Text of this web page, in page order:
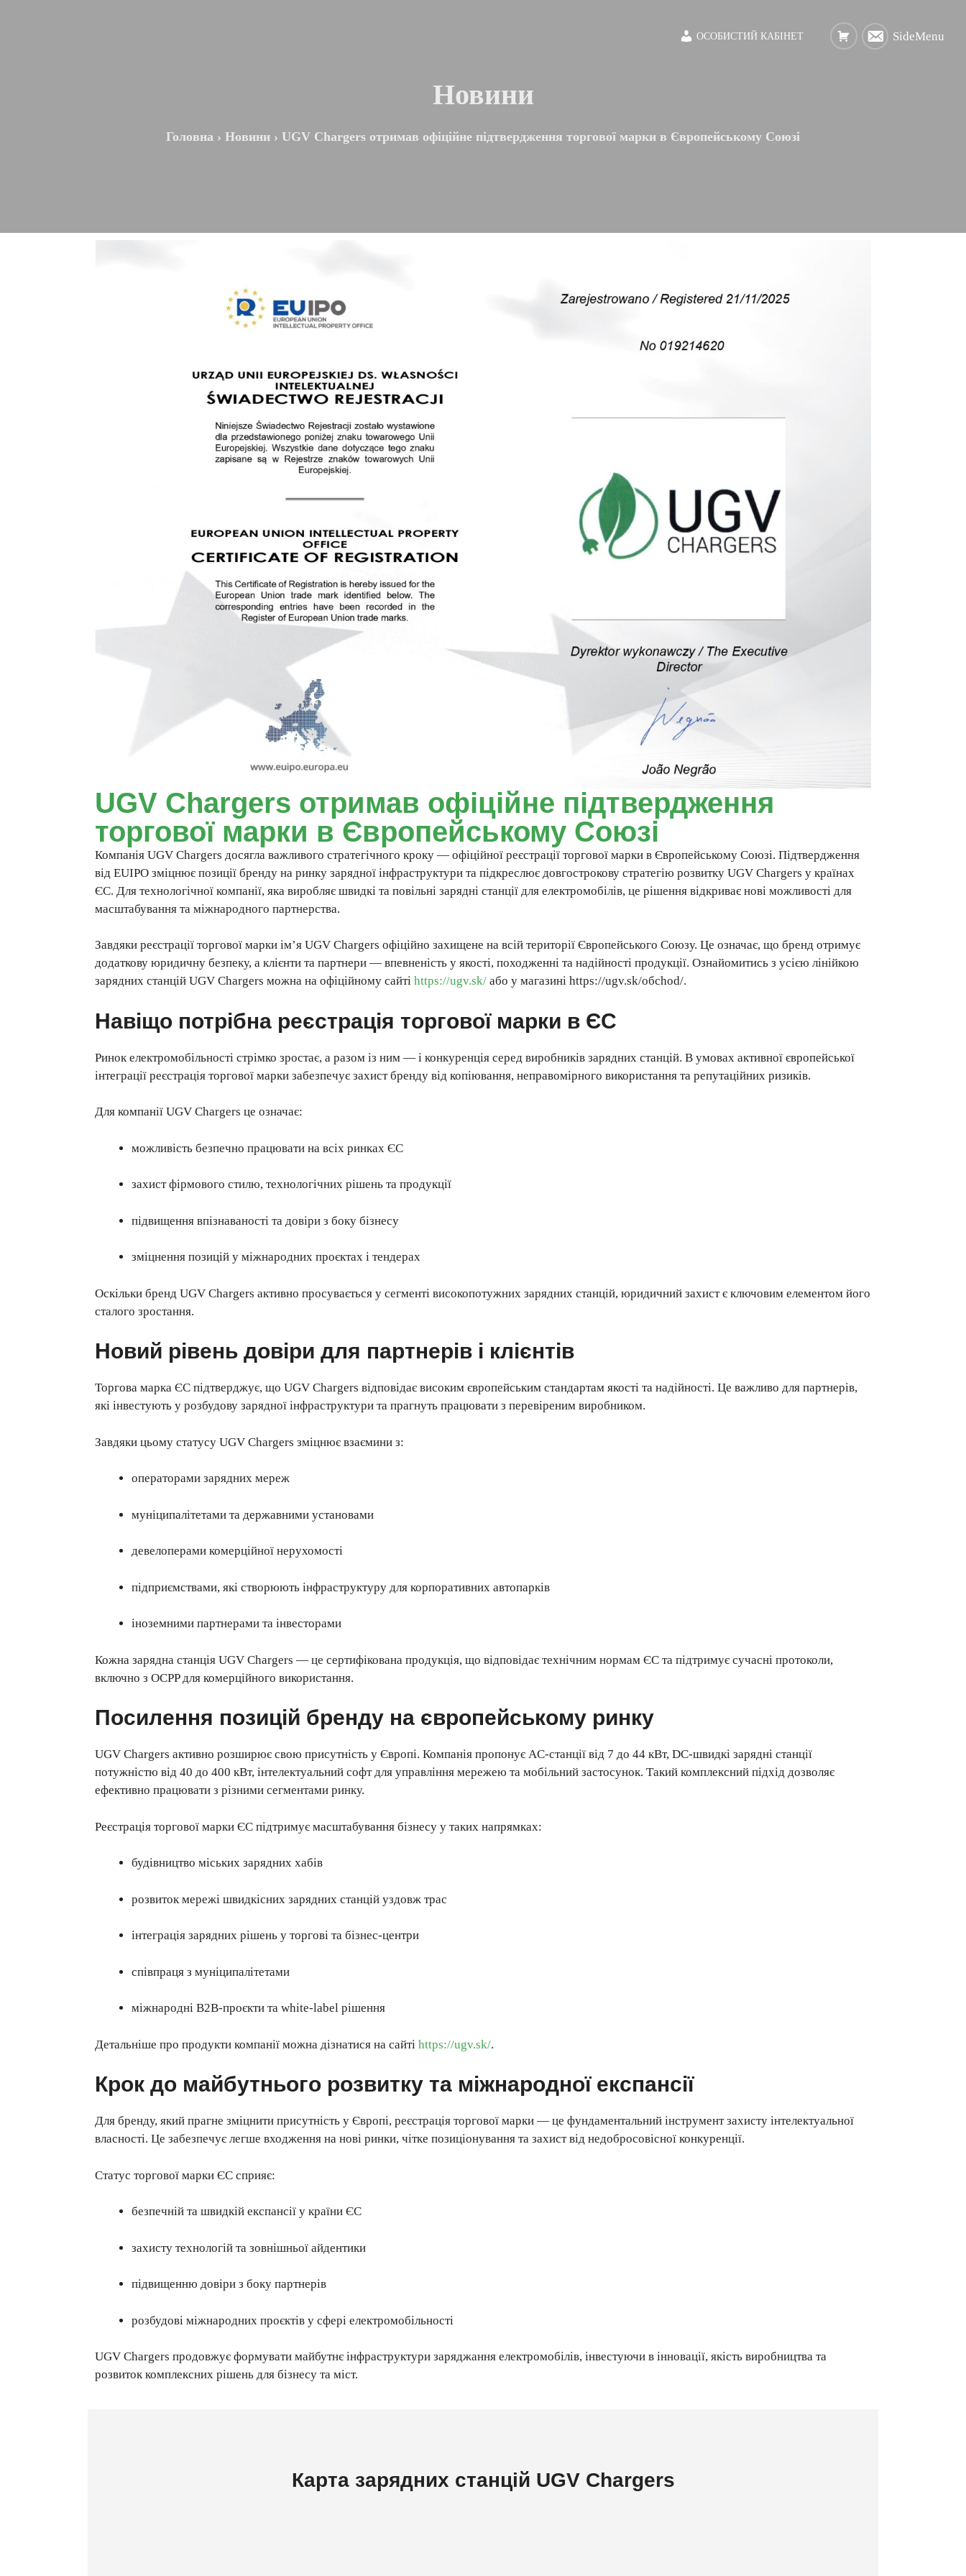
ОСОБИСТИЙ КАБІНЕТ SideMenu
Новини
Головна › Новини › UGV Chargers отримав офіційне підтвердження торгової марки в Європейському Союзі
UGV Chargers отримав офіційне підтвердження
торгової марки в Європейському Союзі
Компанія UGV Chargers досягла важливого стратегічного кроку — офіційної реєстрації торгової марки в Європейському Союзі. Підтвердження
від EUIPO зміцнює позиції бренду на ринку зарядної інфраструктури та підкреслює довгострокову стратегію розвитку UGV Chargers у країнах
ЄС. Для технологічної компанії, яка виробляє швидкі та повільні зарядні станції для електромобілів, це рішення відкриває нові можливості для
масштабування та міжнародного партнерства.
Завдяки реєстрації торгової марки ім’я UGV Chargers офіційно захищене на всій території Європейського Союзу. Це означає, що бренд отримує
додаткову юридичну безпеку, а клієнти та партнери — впевненість у якості, походженні та надійності продукції. Ознайомитись з усією лінійкою
зарядних станцій UGV Chargers можна на офіційному сайті https://ugv.sk/ або у магазині https://ugv.sk/обchod/.
Навіщо потрібна реєстрація торгової марки в ЄС
Ринок електромобільності стрімко зростає, а разом із ним — і конкуренція серед виробників зарядних станцій. В умовах активної європейської
інтеграції реєстрація торгової марки забезпечує захист бренду від копіювання, неправомірного використання та репутаційних ризиків.
Для компанії UGV Chargers це означає:
можливість безпечно працювати на всіх ринках ЄС
захист фірмового стилю, технологічних рішень та продукції
підвищення впізнаваності та довіри з боку бізнесу
зміцнення позицій у міжнародних проєктах і тендерах
Оскільки бренд UGV Chargers активно просувається у сегменті високопотужних зарядних станцій, юридичний захист є ключовим елементом його
сталого зростання.
Новий рівень довіри для партнерів і клієнтів
Торгова марка ЄС підтверджує, що UGV Chargers відповідає високим європейським стандартам якості та надійності. Це важливо для партнерів,
які інвестують у розбудову зарядної інфраструктури та прагнуть працювати з перевіреним виробником.
Завдяки цьому статусу UGV Chargers зміцнює взаємини з:
операторами зарядних мереж
муніципалітетами та державними установами
девелоперами комерційної нерухомості
підприємствами, які створюють інфраструктуру для корпоративних автопарків
іноземними партнерами та інвесторами
Кожна зарядна станція UGV Chargers — це сертифікована продукція, що відповідає технічним нормам ЄС та підтримує сучасні протоколи,
включно з OCPP для комерційного використання.
Посилення позицій бренду на європейському ринку
UGV Chargers активно розширює свою присутність у Європі. Компанія пропонує AC-станції від 7 до 44 кВт, DC-швидкі зарядні станції
потужністю від 40 до 400 кВт, інтелектуальний софт для управління мережею та мобільний застосунок. Такий комплексний підхід дозволяє
ефективно працювати з різними сегментами ринку.
Реєстрація торгової марки ЄС підтримує масштабування бізнесу у таких напрямках:
будівництво міських зарядних хабів
розвиток мережі швидкісних зарядних станцій уздовж трас
інтеграція зарядних рішень у торгові та бізнес-центри
співпраця з муніципалітетами
міжнародні B2B-проєкти та white-label рішення
Детальніше про продукти компанії можна дізнатися на сайті https://ugv.sk/.
Крок до майбутнього розвитку та міжнародної експансії
Для бренду, який прагне зміцнити присутність у Європі, реєстрація торгової марки — це фундаментальний інструмент захисту інтелектуальної
власності. Це забезпечує легше входження на нові ринки, чітке позиціонування та захист від недобросовісної конкуренції.
Статус торгової марки ЄС сприяє:
безпечній та швидкій експансії у країни ЄС
захисту технологій та зовнішньої айдентики
підвищенню довіри з боку партнерів
розбудові міжнародних проєктів у сфері електромобільності
UGV Chargers продовжує формувати майбутнє інфраструктури заряджання електромобілів, інвестуючи в інновації, якість виробництва та
розвиток комплексних рішень для бізнесу та міст.
Карта зарядних станцій UGV Chargers